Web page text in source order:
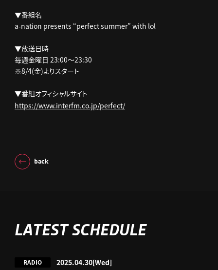
▼番組名
a-nation presents “perfect summer” with lol
▼放送日時
毎週金曜日 23:00～23:30
※8/4(金)よりスタート
▼番組オフィシャルサイト
https://www.interfm.co.jp/perfect/
back
LATEST SCHEDULE
RADIO 2025.04.30[Wed]